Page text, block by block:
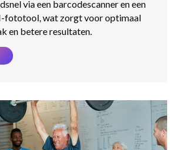
via een barcodescanner en een
fototool, wat zorgt voor optimaal
en betere resultaten.